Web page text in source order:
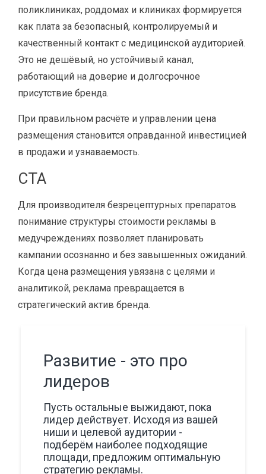
поликлиниках, роддомах и клиниках формируется
как плата за безопасный, контролируемый и
качественный контакт с медицинской аудиторией.
Это не дешёвый, но устойчивый канал,
работающий на доверие и долгосрочное
присутствие бренда.
При правильном расчёте и управлении цена
размещения становится оправданной инвестицией
в продажи и узнаваемость.
CTA
Для производителя безрецептурных препаратов
понимание структуры стоимости рекламы в
медучреждениях позволяет планировать
кампании осознанно и без завышенных ожиданий.
Когда цена размещения увязана с целями и
аналитикой, реклама превращается в
стратегический актив бренда.